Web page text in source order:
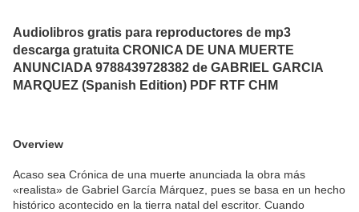
Audiolibros gratis para reproductores de mp3
descarga gratuita CRONICA DE UNA MUERTE
ANUNCIADA 9788439728382 de GABRIEL GARCIA
MARQUEZ (Spanish Edition) PDF RTF CHM
Overview
Acaso sea Crónica de una muerte anunciada la obra más
«realista» de Gabriel García Márquez, pues se basa en un hecho
histórico acontecido en la tierra natal del escritor. Cuando